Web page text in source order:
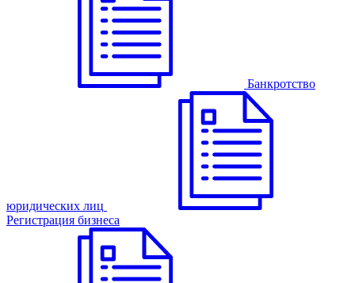
Банкротство
юридических лиц
Регистрация бизнеса